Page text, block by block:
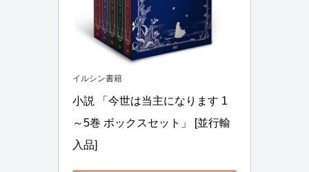
イルシン書籍
小説 「今世は当主になります 1
～5巻 ボックスセット」 [並行輸
入品]